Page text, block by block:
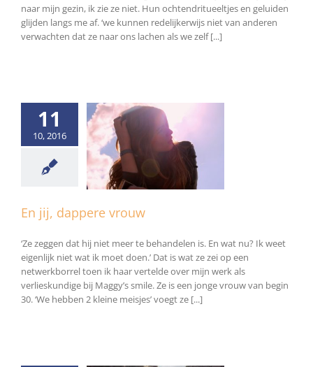
naar mijn gezin, ik zie ze niet. Hun ochtendritueeltjes en geluiden
glijden langs me af. ‘we kunnen redelijkerwijs niet van anderen
verwachten dat ze naar ons lachen als we zelf [...]
11
10, 2016
En jij, dappere vrouw
‘Ze zeggen dat hij niet meer te behandelen is. En wat nu? Ik weet
eigenlijk niet wat ik moet doen.’ Dat is wat ze zei op een
netwerkborrel toen ik haar vertelde over mijn werk als
verlieskundige bij Maggy’s smile. Ze is een jonge vrouw van begin
30. ‘We hebben 2 kleine meisjes’ voegt ze [...]